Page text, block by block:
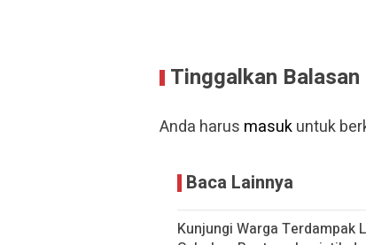
Tinggalkan Balasan
Anda harus masukuntuk
Baca Lainnya
Kunjungi Warga Terdampak